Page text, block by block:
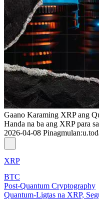
Gaano Karaming XRP ang
Handa na ba ang XRP para
2026-04-08 Pinagmulan:
XRP
BTC
Post-Quantum Cryptography
Quantum-Ligtas na XRP,